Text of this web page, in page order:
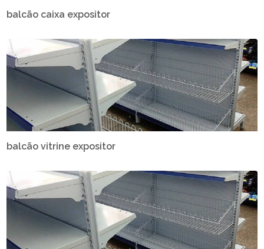
balcão caixa expositor
balcão vitrine expositor